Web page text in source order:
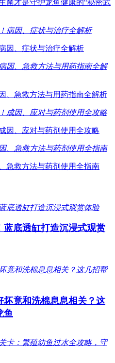
菌才是守护龙鱼健康的“秘密武
因、症状与治疗全解析
、急救方法与用药指南全解析
因、应对与药剂使用全攻略
急救方法与药剂使用全指南
蓝底透缸打造沉浸式观赏
坏竟和洗棉息息相关？这
鱼